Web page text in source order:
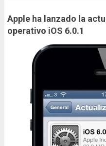
Apple ha lanzado la
operativo iOS 6.0.1